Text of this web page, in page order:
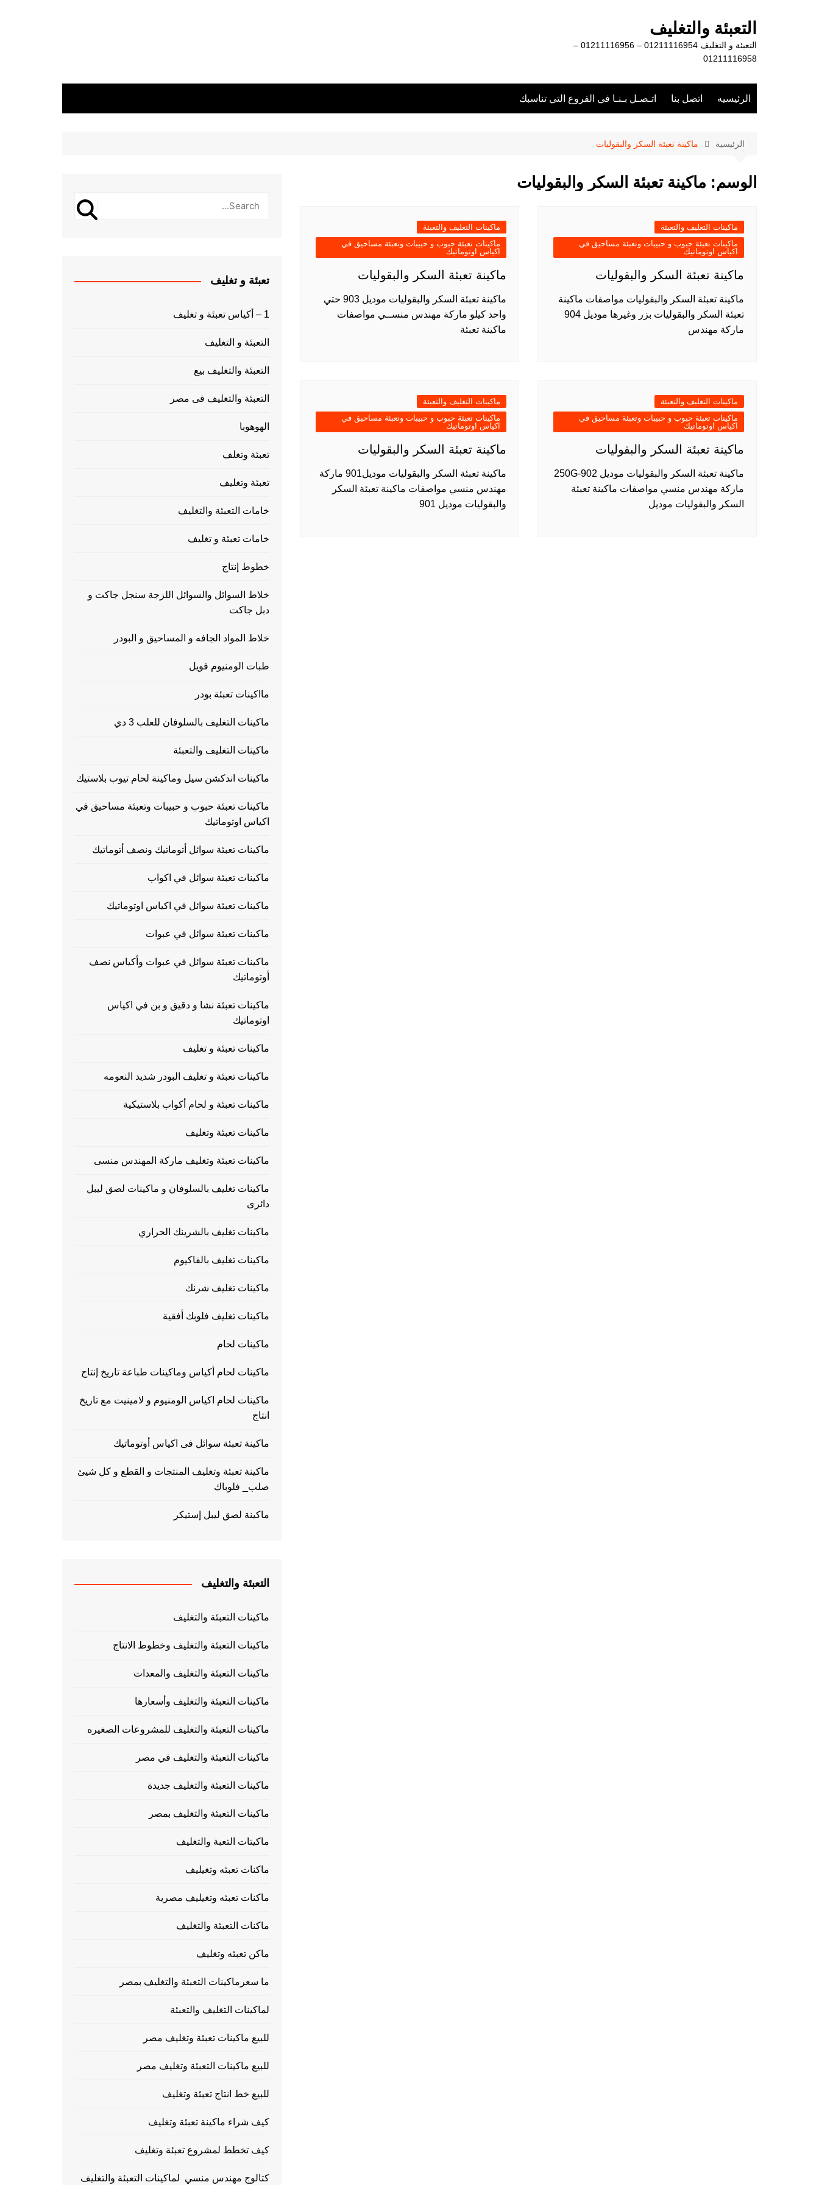
التعبئة والتغليف
التعبئة و التغليف 01211116954 – 01211116956 –
01211116958
الرئيسيه اتصل بنا اتـصـل بـنـا في الفروع التي تناسبك
الرئيسية ماكينة تعبئة السكر والبقوليات
الوسم: ماكينة تعبئة السكر والبقوليات
ماكينات التغليف والتعبئة
ماكينات تعبئة حبوب و حبيبات وتعبئة مساحيق في
اكياس اوتوماتيك
ماكينة تعبئة السكر والبقوليات
ماكينة تعبئة السكر والبقوليات مواصفات ماكينة
تعبئة السكر والبقوليات بزر وغيرها موديل 904
ماركة مهندس
ماكينات التغليف والتعبئة
ماكينات تعبئة حبوب و حبيبات وتعبئة مساحيق في
اكياس اوتوماتيك
ماكينة تعبئة السكر والبقوليات
ماكينة تعبئة السكر والبقوليات موديل 903 حتي
واحد كيلو ماركة مهندس منســي مواصفات
ماكينة تعبئة
ماكينات التغليف والتعبئة
ماكينات تعبئة حبوب و حبيبات وتعبئة مساحيق في
اكياس اوتوماتيك
ماكينة تعبئة السكر والبقوليات
ماكينة تعبئة السكر والبقوليات موديل 902-250G
ماركة مهندس منسي مواصفات ماكينة تعبئة
السكر والبقوليات موديل
ماكينات التغليف والتعبئة
ماكينات تعبئة حبوب و حبيبات وتعبئة مساحيق في
اكياس اوتوماتيك
ماكينة تعبئة السكر والبقوليات
ماكينة تعبئة السكر والبقوليات موديل901 ماركة
مهندس منسي مواصفات ماكينة تعبئة السكر
والبقوليات موديل 901
تعبئة و تغليف
1 – أكياس تعبئة و تغليف
التعبئة و التغليف
التعبئة والتغليف بيع
التعبئة والتغليف فى مصر
الهوهوبا
تعبئة وتغلف
تعبئة وتغليف
خامات التعبئة والتغليف
خامات تعبئة و تغليف
خطوط إنتاج
خلاط السوائل والسوائل اللزجة سنجل جاكت و
دبل جاكت
خلاط المواد الجافه و المساحيق و البودر
طبات الومنيوم فويل
مااكينات تعبئة بودر
ماكينات التغليف بالسلوفان للعلب 3 دي
ماكينات التغليف والتعبئة
ماكينات اندكشن سيل وماكينة لحام تيوب بلاستيك
ماكينات تعبئة حبوب و حبيبات وتعبئة مساحيق في
اكياس اوتوماتيك
ماكينات تعبئة سوائل أتوماتيك ونصف أتوماتيك
ماكينات تعبئة سوائل في اكواب
ماكينات تعبئة سوائل في اكياس اوتوماتيك
ماكينات تعبئة سوائل في عبوات
ماكينات تعبئة سوائل في عبوات وأكياس نصف
أوتوماتيك
ماكينات تعبئة نشا و دقيق و بن في اكياس
اوتوماتيك
ماكينات تعبئة و تغليف
ماكينات تعبئة و تغليف البودر شديد النعومه
ماكينات تعبئة و لحام أكواب بلاستيكية
ماكينات تعبئة وتغليف
ماكينات تعبئة وتغليف ماركة المهندس منسى
ماكينات تغليف بالسلوفان و ماكينات لصق ليبل
دائرى
ماكينات تغليف بالشرينك الحراري
ماكينات تغليف بالفاكيوم
ماكينات تغليف شرنك
ماكينات تغليف فلوبك أفقية
ماكينات لحام
ماكينات لحام أكياس وماكينات طباعة تاريخ إنتاج
ماكينات لحام اكياس الومنيوم و لامينيت مع تاريخ
انتاج
ماكينة تعبئة سوائل فى اكياس أوتوماتيك
ماكينة تعبئة وتغليف المنتجات و القطع و كل شيئ
صلب_ فلوباك
ماكينة لصق ليبل إستيكر
التعبئة والتغليف
ماكينات التعبئة والتغليف
ماكينات التعبئة والتغليف وخطوط الانتاج
ماكينات التعبئة والتغليف والمعدات
ماكينات التعبئة والتغليف وأسعارها
ماكينات التعبئة والتغليف للمشروعات الصغيره
ماكينات التعبئة والتغليف في مصر
ماكينات التعبئة والتغليف جديدة
ماكينات التعبئة والتغليف بمصر
ماكيتات التعبة والتغليف
ماكنات تعبئه وتغيليف
ماكنات تعبئه وتغيليف مصرية
ماكنات التعبئة والتغليف
ماكن تعبئه وتغليف
ما سعرماكينات التعبئة والتغليف بمصر
لماكينات التغليف والتعبئة
للبيع ماكينات تعبئة وتغليف مصر
للبيع ماكينات التعبئة وتغليف مصر
للبيع خط انتاج تعبئة وتغليف
كيف شراء ماكينة تعبئة وتغليف
كيف تخطط لمشروع تعبئة وتغليف
كتالوج مهندس منسي لماكينات التعبئة والتغليف